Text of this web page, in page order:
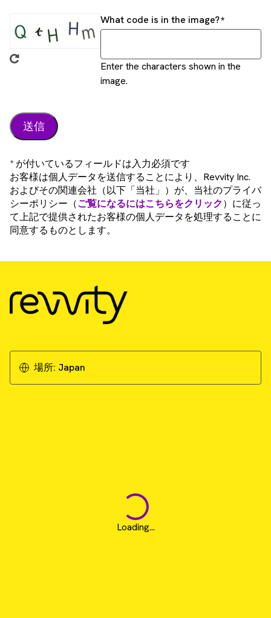
What code is in the image?
Enter the characters shown in the
image.
* が付いているフィールドは入力必須です
お客様は個人データを送信することにより、Revvity Inc.
およびその関連会社（以下「当社」）が、当社のプライバ
シーポリシー（ご覧になるにはこちらをクリック）に従っ
て上記で提供されたお客様の個人データを処理することに
同意するものとします。
場所: Japan
Loading...